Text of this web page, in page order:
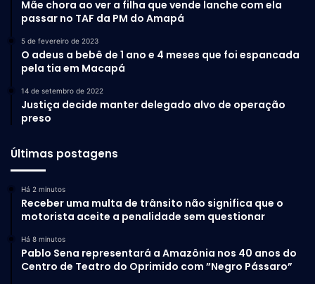
Mãe chora ao ver a filha que vende lanche com ela
passar no TAF da PM do Amapá
5 de fevereiro de 2023
O adeus a bebê de 1 ano e 4 meses que foi espancada
pela tia em Macapá
14 de setembro de 2022
Justiça decide manter delegado alvo de operação
preso
Últimas postagens
Há 2 minutos
Receber uma multa de trânsito não significa que o
motorista aceite a penalidade sem questionar
Há 8 minutos
Pablo Sena representará a Amazônia nos 40 anos do
Centro de Teatro do Oprimido com ”Negro Pássaro”